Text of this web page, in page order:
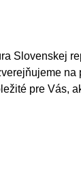
Slovenskej
na
pre Vás,